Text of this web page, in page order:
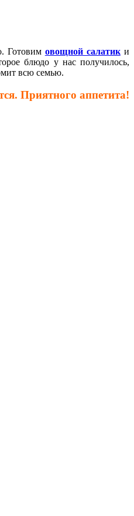
Готовим овощной салатики
блюдо у нас получилось,
всю семью.
Приятного аппетита!